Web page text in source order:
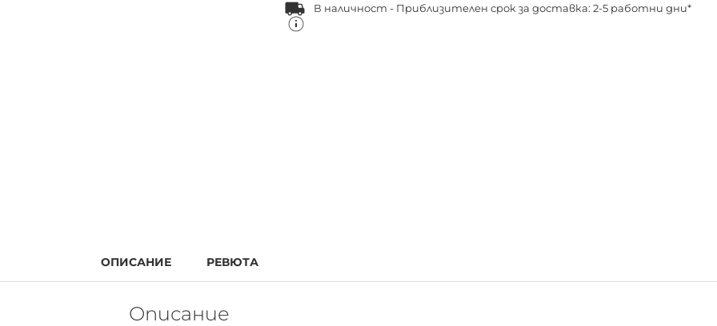
В наличност - Приблизителен срок за доставка: 2-5 работни дни*
ОПИСАНИЕ РЕВЮТА
Описание